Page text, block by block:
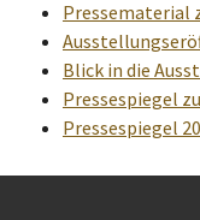
Pressematerial
Blick in die
Pressespiegel
Pressespiegel